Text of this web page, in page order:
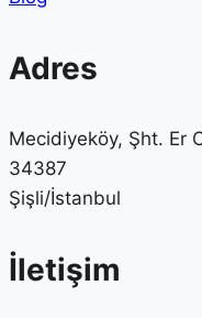
Adres
Mecidiyeköy, Şht. Er
34387
Şişli/İstanbul
İletişim